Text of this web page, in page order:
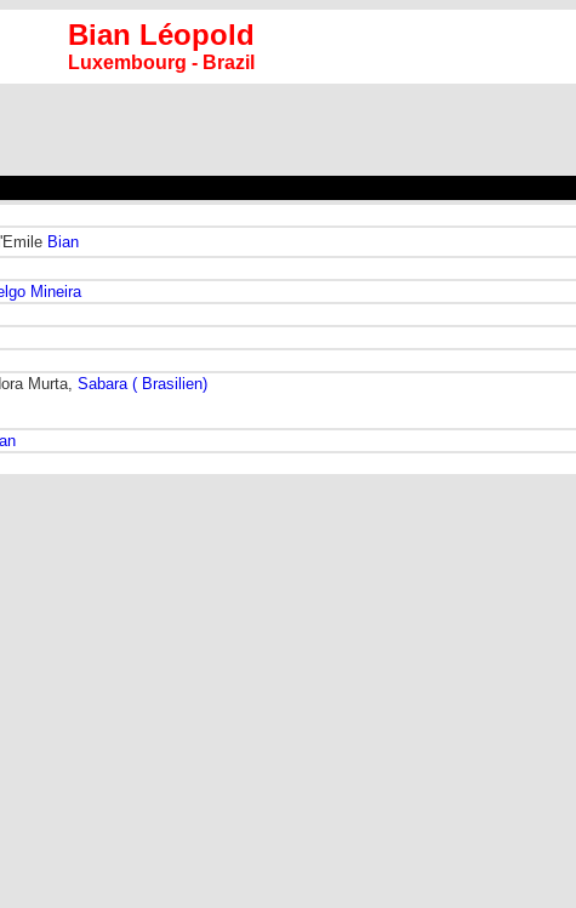
Bian Léopold
Luxembourg - Brazil
Bian
Mineira
Murta, Sabara ( Brasilien)